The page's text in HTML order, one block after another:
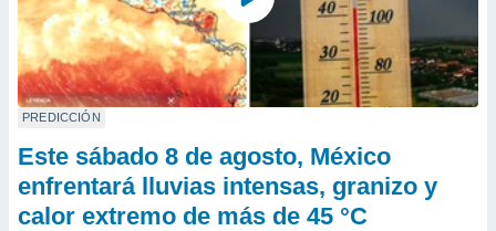
PREDICCIÓN
Este sábado 8 de agosto, México
enfrentará lluvias intensas, granizo y
calor extremo de más de 45 °C